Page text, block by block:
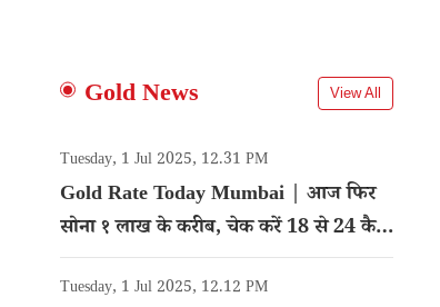
Gold News View All
Tuesday, 1 Jul 2025, 12.31 PM
Gold Rate Today Mumbai | आज फिर
सोना १ लाख के करीब, चेक करें 18 से 24 कैरेट
गोल्ड का रेट
Tuesday, 1 Jul 2025, 12.12 PM